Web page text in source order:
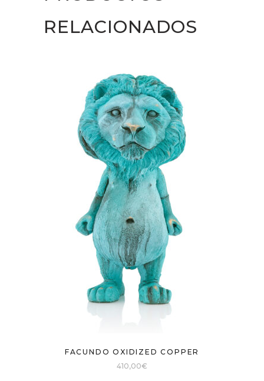
RELACIONADOS
FACUNDO OXIDIZED COPPER
410,00€